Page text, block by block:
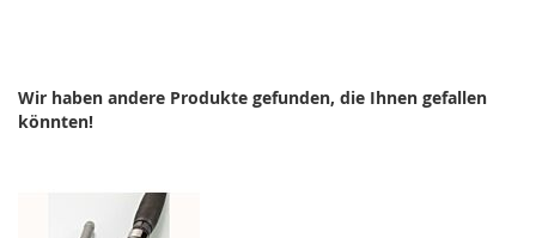
Wir haben andere Produkte gefunden, die Ihnen gefallen
könnten!